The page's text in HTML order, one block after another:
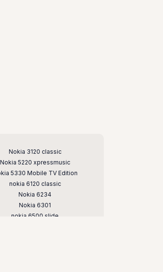
Nokia 3120 classic
Nokia 5220 xpressmusic
5330 Mobile TV Edition
nokia 6120 classic
Nokia 6234
Nokia 6301
nokia 6500 slide